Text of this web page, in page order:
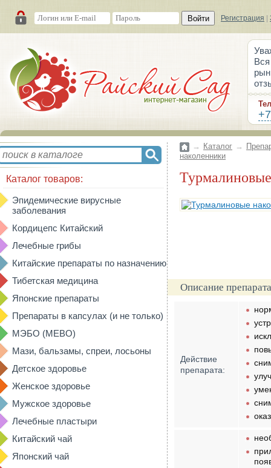
Войти Регистрация
Каталог товаров:
Эпидемические вирусные
заболевания
Кордицепс Китайский
Лечебные грибы
Китайские препараты по назначению
Тибетская медицина
Японские препараты
Препараты в капсулах (и не только)
МЭБО (MEBO)
Мази, бальзамы, спреи, лосьоны
Детское здоровье
Женское здоровье
Мужское здоровье
Лечебные пластыри
Китайский чай
Японский чай
→ Каталог →
наколенники
Описание
Действие
препарата: